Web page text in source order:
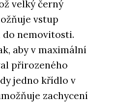
velký černý
vstup
nemovitosti.
aby v maximální
přirozeného
jedno křídlo v
zachycení